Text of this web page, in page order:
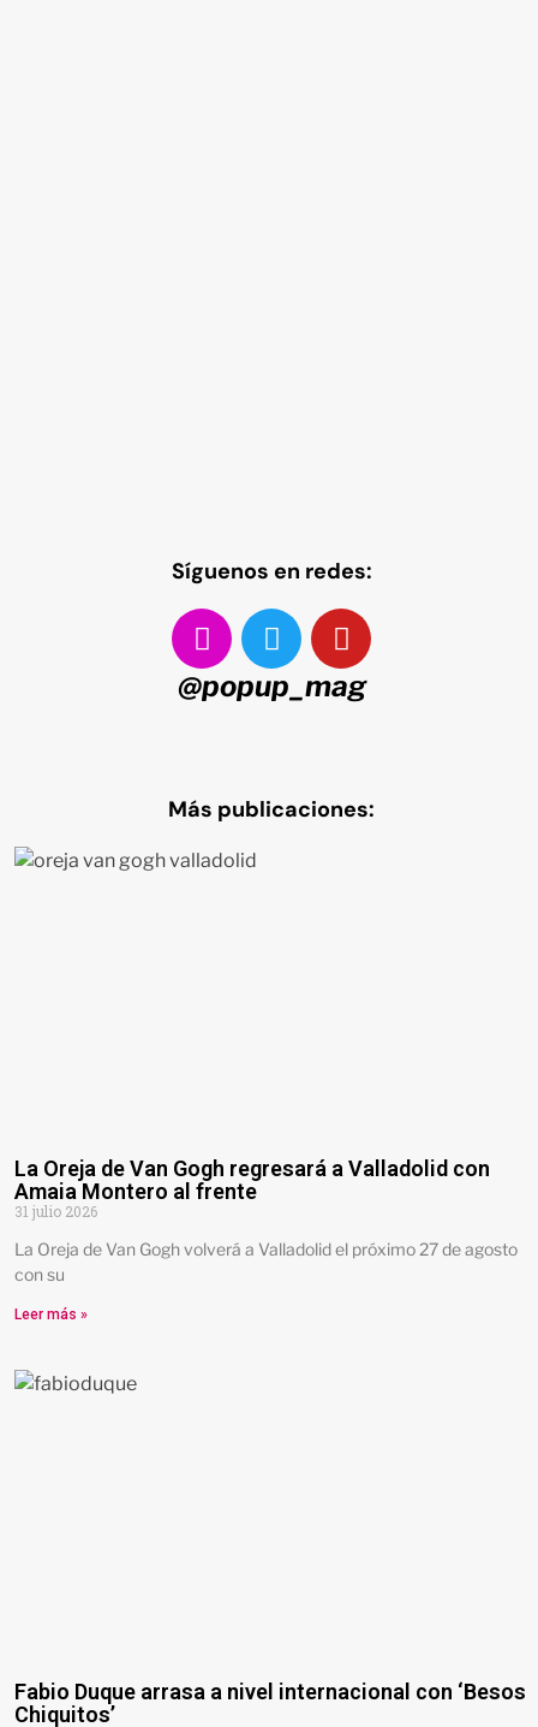
Síguenos en redes:
@popup_mag
Más publicaciones:
La Oreja de Van Gogh regresará a Valladolid con
Amaia Montero al frente
31 julio 2026
La Oreja de Van Gogh volverá a Valladolid el próximo 27 de agosto
con su
Leer más »
Fabio Duque arrasa a nivel internacional con ‘Besos
Chiquitos’